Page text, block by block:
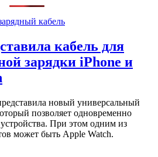
кабель для
зарядки iPhone и
новый универсальный
позволяет одновременно
устройства. При этом одним из
может быть Apple Watch.